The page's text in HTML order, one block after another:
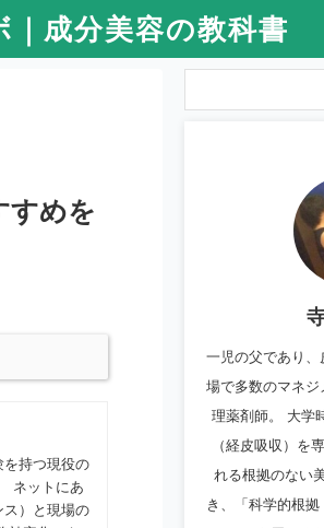
成分美容の教科書
すめを
を持つ現役の
ネットにあ
ス）と現場の
一児の父であり
場で多数のマネ
理薬剤師。 大学
（経皮吸収）を
れる根拠のない
き、「科学的根